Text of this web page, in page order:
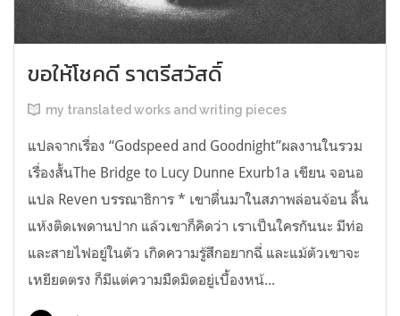
ขอให้โชคดี ราตรีสวัสดิ์
my translated works and writing pieces
แปลจากเรื่อง “Godspeed and Goodnight”ผลงานในรวม
เรื่องสั้นThe Bridge to Lucy Dunne Exurb1a เขียน จอนอ
แปล Reven บรรณาธิการ * เขาตื่นมาในสภาพล่อนจ้อน ลิ้น
แห้งติดเพดานปาก แล้วเขาก็คิดว่า เราเป็นใครกันนะ มีท่อ
และสายไฟอยู่ในตัว เกิดความรู้สึกอยากฉี่ และแม้ตัวเขาจะ
เหยียดตรง ก็มีแต่ความมืดมิดอยู่เบื้องหน้...